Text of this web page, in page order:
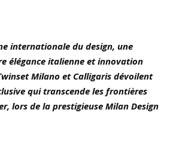
internationale du design, une
élégance italienne et innovation
Milano et Calligaris dévoilent
qui transcende les frontières
lors de la prestigieuse Milan Design